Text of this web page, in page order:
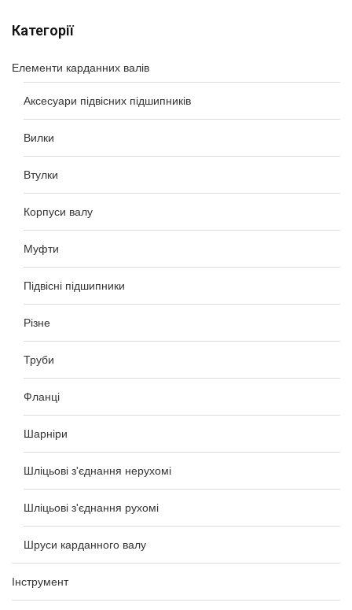
Категорії
Елементи карданних валів
Аксесуари підвісних підшипників
Вилки
Втулки
Корпуси валу
Муфти
Підвісні підшипники
Різне
Труби
Фланці
Шарніри
Шліцьові з'єднання нерухомі
Шліцьові з'єднання рухомі
Шруси карданного валу
Інструмент